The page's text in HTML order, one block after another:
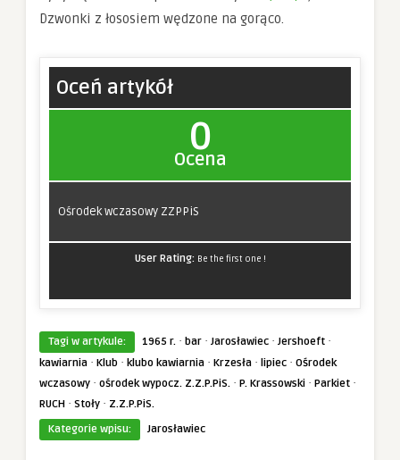
Dzwonki z łososiem wędzone na gorąco.
Oceń artykół
0
Ocena
Ośrodek wczasowy ZZPPiS
User Rating: Be the first one !
Tagi w artykule: 1965 r. · bar · Jarosławiec · Jershoeft ·
kawiarnia · Klub · klubo kawiarnia · Krzesła · lipiec · Ośrodek
wczasowy · ośrodek wypocz. Z.Z.P.PiS. · P. Krassowski · Parkiet ·
RUCH · Stoły · Z.Z.P.PiS.
Kategorie wpisu:
Jarosławiec